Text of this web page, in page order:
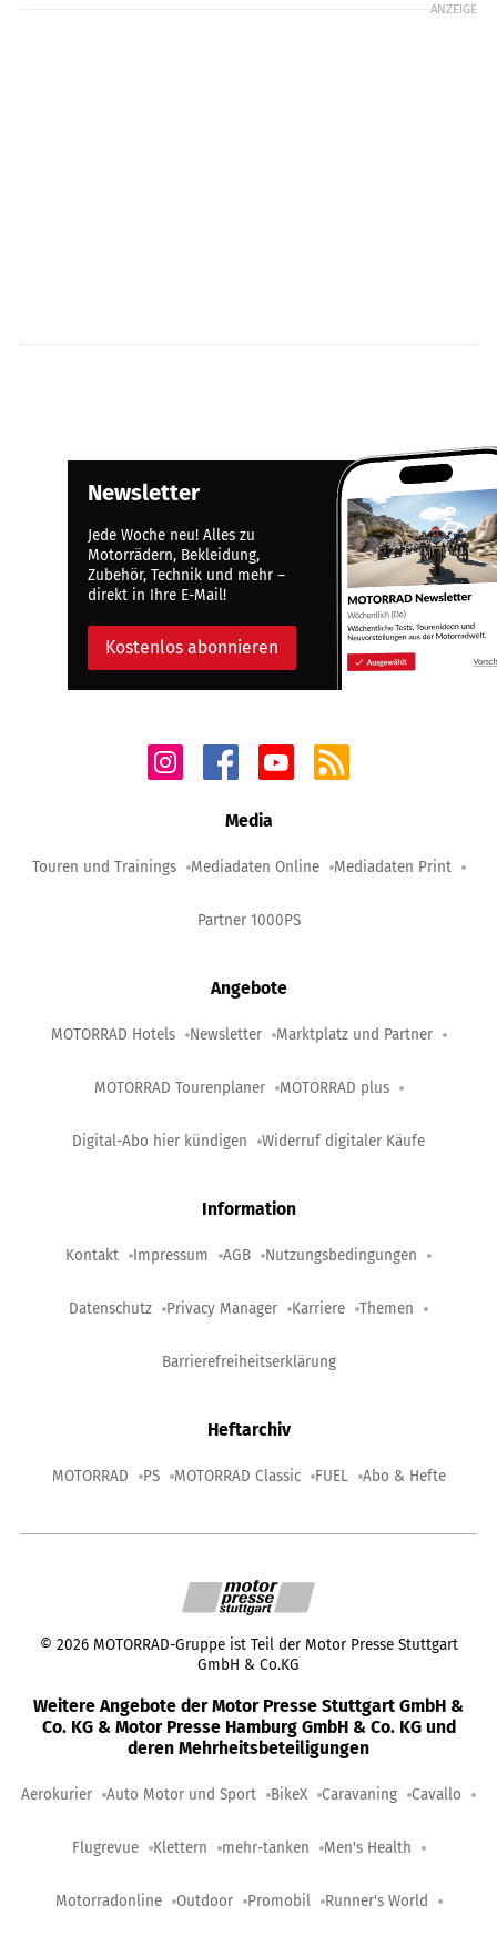
ANZEIGE
Newsletter
Jede Woche neu! Alles zu
Motorrädern, Bekleidung,
Zubehör, Technik und mehr –
direkt in Ihre E-Mail!
Kostenlos abonnieren
Media
Touren und Trainings Mediadaten Online Mediadaten Print
Partner 1000PS
Angebote
MOTORRAD Hotels Newsletter Marktplatz und Partner
MOTORRAD Tourenplaner MOTORRAD plus
Digital-Abo hier kündigen Widerruf digitaler Käufe
Information
Kontakt Impressum AGB Nutzungsbedingungen
Datenschutz Privacy Manager Karriere Themen
Barrierefreiheitserklärung
Heftarchiv
MOTORRAD PS MOTORRAD Classic FUEL Abo & Hefte
© 2026 MOTORRAD-Gruppe ist Teil der Motor Presse Stuttgart
GmbH & Co.KG
Weitere Angebote der Motor Presse Stuttgart GmbH &
Co. KG & Motor Presse Hamburg GmbH & Co. KG und
deren Mehrheitsbeteiligungen
Aerokurier Auto Motor und Sport BikeX Caravaning Cavallo
Flugrevue Klettern mehr-tanken Men's Health
Motorradonline Outdoor Promobil Runner's World